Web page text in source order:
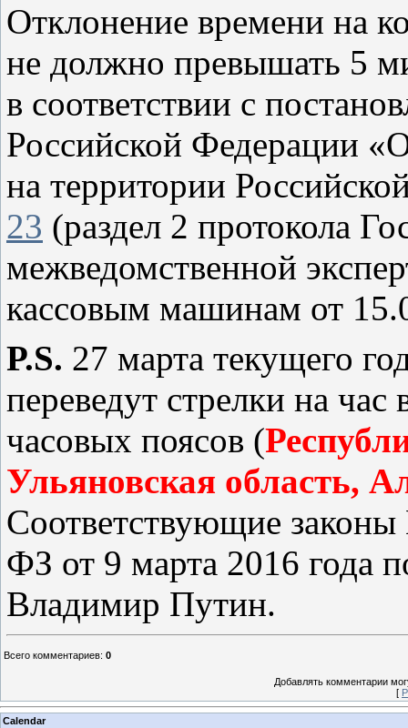
Отклонение времени на
не должно превышать 5
в соответствии с
Российской Федерации
на территории
23 (раздел 2 протокола
межведомственной
кассовым машинам от
P.S. 27 марта текущего
переведут стрелки на час
часовых поясов (
Ульяновская область,
Соответствующие
ФЗ от 9 марта 2016 года
Владимир Путин.
Всего комментариев: 0
Добавлять комментарии
[
Calendar